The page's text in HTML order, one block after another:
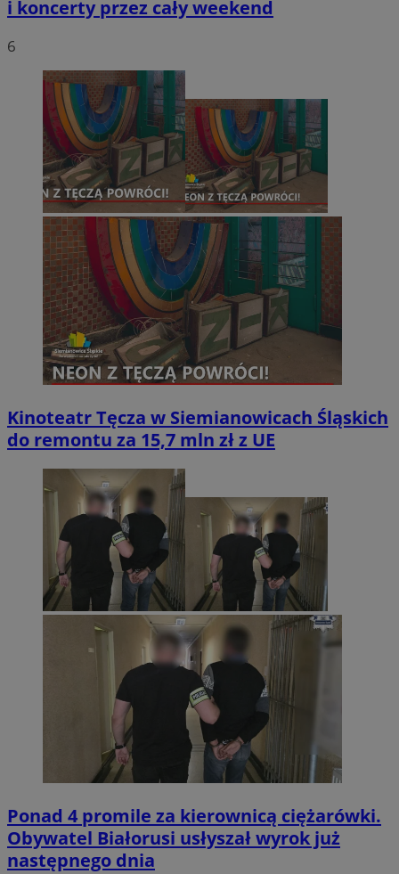
i koncerty przez cały weekend
6
Kinoteatr Tęcza w Siemianowicach Śląskich
do remontu za 15,7 mln zł z UE
Ponad 4 promile za kierownicą ciężarówki.
Obywatel Białorusi usłyszał wyrok już
następnego dnia